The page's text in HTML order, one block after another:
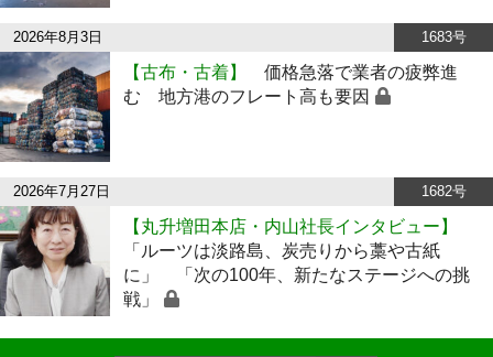
2026年8月3日 1683号
【古布・古着】
価格急落で業者の疲弊進
む 地方港のフレート高も要因
2026年7月27日 1682号
【丸升増田本店・内山社長インタビュー】
「ルーツは淡路島、炭売りから藁や古紙
に」 「次の100年、新たなステージへの挑
戦」